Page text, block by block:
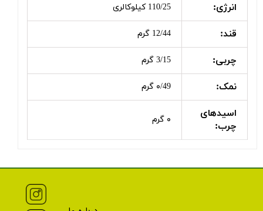
انرژی: 110/25 کیلوکالری
قند: 12/44 گرم
چربی: 3/15 گرم
نمک: ۰/49 گرم
اسیدهای
چرب:
۰ گرم